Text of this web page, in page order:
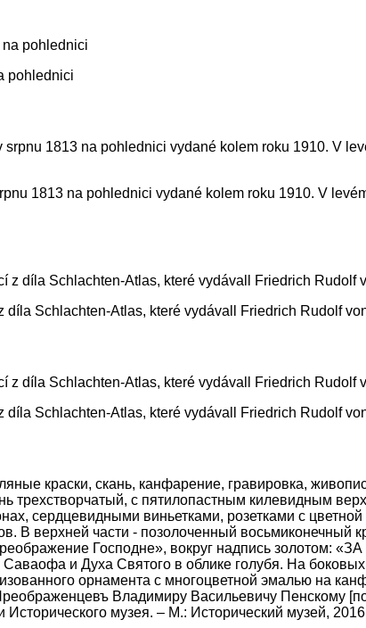
pohlednici
1813 na pohlednici vydané kolem roku 1910. V
Schlachten-Atlas, které vydávall Friedrich Rudolf
Schlachten-Atlas, které vydávall Friedrich Rudolf